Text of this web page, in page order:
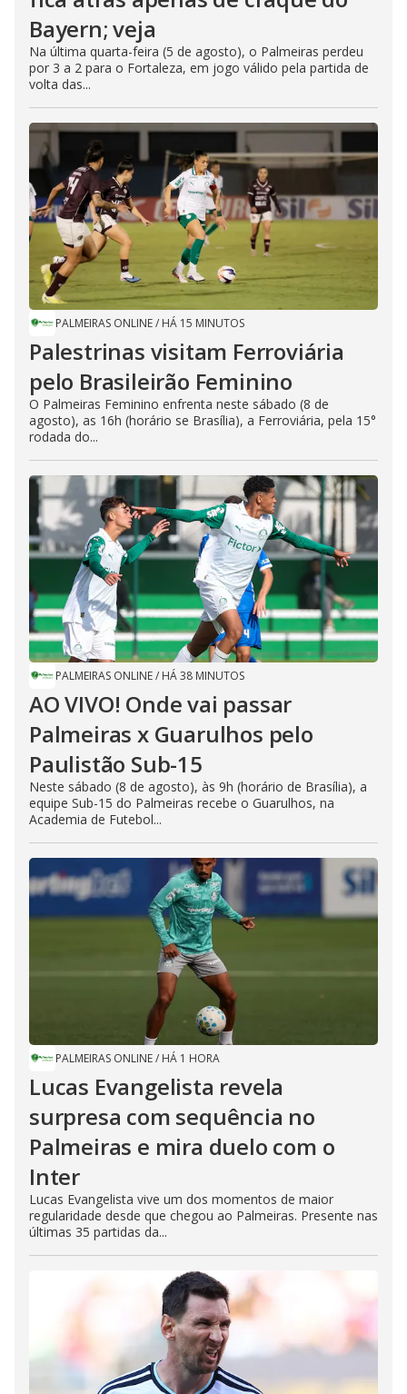
Bayern; veja
Na última quarta-feira (5 de agosto), o Palmeiras perdeu
por 3 a 2 para o Fortaleza, em jogo válido pela partida de
volta das...
PALMEIRAS ONLINE/ HÁ 15 MINUTOS
Palestrinas visitam Ferroviária
pelo Brasileirão Feminino
O Palmeiras Feminino enfrenta neste sábado (8 de
agosto), as 16h (horário se Brasília), a Ferroviária, pela 15°
rodada do...
PALMEIRAS ONLINE/ HÁ 38 MINUTOS
AO VIVO! Onde vai passar
Palmeiras x Guarulhos pelo
Paulistão Sub-15
Neste sábado (8 de agosto), às 9h (horário de Brasília), a
equipe Sub-15 do Palmeiras recebe o Guarulhos, na
Academia de Futebol...
PALMEIRAS ONLINE/ HÁ 1 HORA
Lucas Evangelista revela
surpresa com sequência no
Palmeiras e mira duelo com o
Inter
Lucas Evangelista vive um dos momentos de maior
regularidade desde que chegou ao Palmeiras. Presente nas
últimas 35 partidas da...